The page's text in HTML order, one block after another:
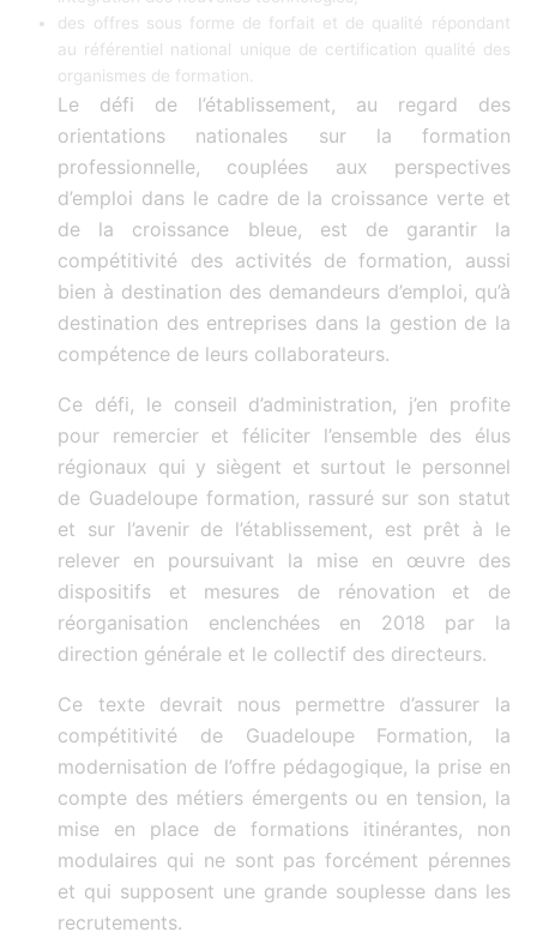
des offres sous forme de forfait et de qualité répondant
au référentiel national unique de certification qualité des
organismes de formation.
Le défi de l’établissement, au regard des
orientations nationales sur la formation
professionnelle, couplées aux perspectives
d’emploi dans le cadre de la croissance verte et
de la croissance bleue, est de garantir la
compétitivité des activités de formation, aussi
bien à destination des demandeurs d’emploi, qu’à
destination des entreprises dans la gestion de la
compétence de leurs collaborateurs.
Ce défi, le conseil d’administration, j’en profite
pour remercier et féliciter l’ensemble des élus
régionaux qui y siègent et surtout le personnel
de Guadeloupe formation, rassuré sur son statut
et sur l’avenir de l’établissement, est prêt à le
relever en poursuivant la mise en œuvre des
dispositifs et mesures de rénovation et de
réorganisation enclenchées en 2018 par la
direction générale et le collectif des directeurs.
Ce texte devrait nous permettre d’assurer la
compétitivité de Guadeloupe Formation, la
modernisation de l’offre pédagogique, la prise en
compte des métiers émergents ou en tension, la
mise en place de formations itinérantes, non
modulaires qui ne sont pas forcément pérennes
et qui supposent une grande souplesse dans les
recrutements.